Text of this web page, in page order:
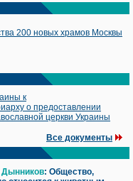
200 новых храмов Москвы
к
о предоставлении
церкви Украины
Все документы
Дынников: Общество,